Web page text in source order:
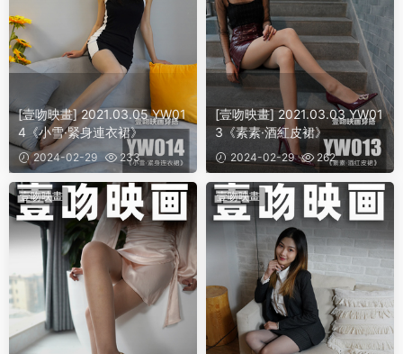
[壹吻映畫] 2021.03.05 YW01
4《小雪·緊身連衣裙》
2024-02-29 233
[壹吻映畫] 2021.03.03 YW01
3《素素·酒紅皮裙》
2024-02-29 262
壹吻映畫 壹吻映畫